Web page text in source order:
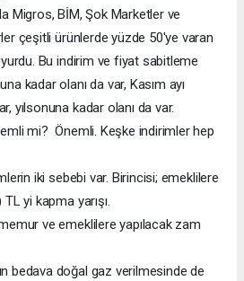
Migros, BİM, Şok Marketler ve
çeşitli ürünlerde yüzde 50'ye varan
Bu indirim ve fiyat sabitleme
kadar olanı da var, Kasım ayı
yılsonuna kadar olanı da var.
mi? Önemli. Keşke indirimler hep
iki sebebi var. Birincisi; emeklilere
yi kapma yarışı.
ve emeklilere yapılacak zam
bedava doğal gaz verilmesinde de